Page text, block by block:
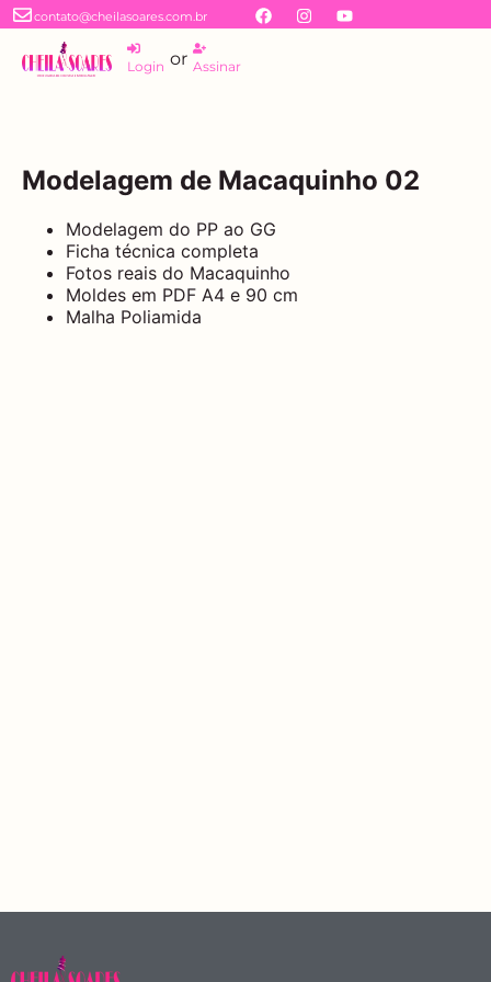
contato@cheilasoares.com.br
Login or Assinar
Modelagem de Macaquinho 02
Modelagem do PP ao GG
Ficha técnica completa
Fotos reais do Macaquinho
Moldes em PDF A4 e 90 cm
Malha Poliamida